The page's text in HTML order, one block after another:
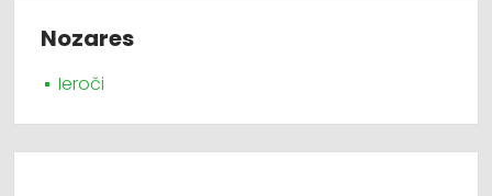
Nozares
Ieroči